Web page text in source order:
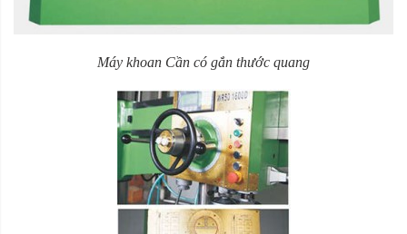
Máy khoan Cần có gắn thước quang